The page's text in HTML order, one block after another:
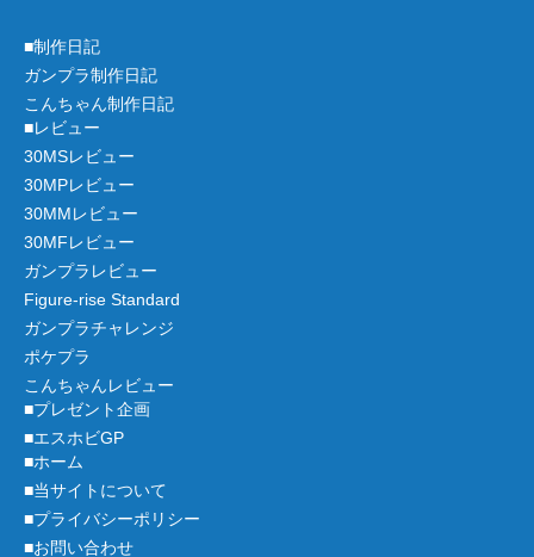
■制作日記
ガンプラ制作日記
こんちゃん制作日記
■レビュー
30MSレビュー
30MPレビュー
30MMレビュー
30MFレビュー
ガンプラレビュー
Figure-rise Standard
ガンプラチャレンジ
ポケプラ
こんちゃんレビュー
■プレゼント企画
■エスホビGP
■ホーム
■当サイトについて
■プライバシーポリシー
■お問い合わせ